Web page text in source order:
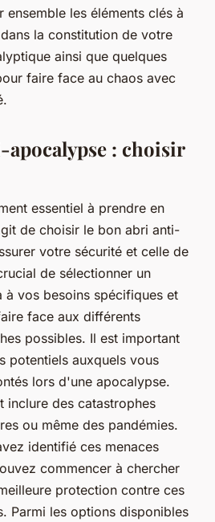
ensemble les éléments clés à
la constitution de votre
ainsi que quelques
faire face au chaos avec
apocalypse : choisir
essentiel à prendre en
de choisir le bon abri anti-
votre sécurité et celle de
de sélectionner un
à vos besoins spécifiques et
face aux différents
possibles. Il est important
potentiels auxquels vous
lors d'une apocalypse.
inclure des catastrophes
ou même des pandémies.
identifié ces menaces
commencer à chercher
protection contre ces
Parmi les options disponibles